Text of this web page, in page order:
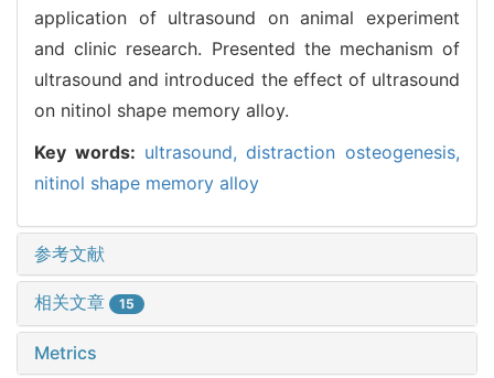
application of ultrasound on animal experiment
and clinic research. Presented the mechanism of
ultrasound and introduced the effect of ultrasound
on nitinol shape memory alloy.
Key words: ultrasound,distraction osteogenesis,
nitinol shape memory alloy
参考文献
相关文章 15
Metrics